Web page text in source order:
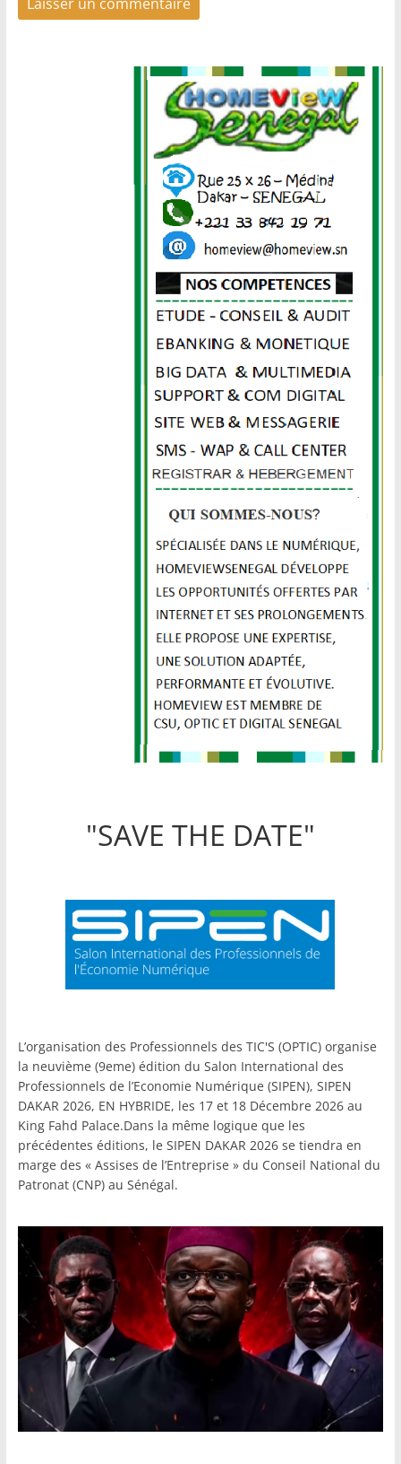
"SAVE THE DATE"
L’organisation des Professionnels des TIC'S (OPTIC) organise
la neuvième (9eme) édition du Salon International des
Professionnels de l’Economie Numérique (SIPEN), SIPEN
DAKAR 2026, EN HYBRIDE, les 17 et 18 Décembre 2026 au
King Fahd Palace.Dans la même logique que les
précédentes éditions, le SIPEN DAKAR 2026 se tiendra en
marge des « Assises de l’Entreprise » du Conseil National du
Patronat (CNP) au Sénégal.